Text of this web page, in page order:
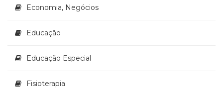
(1)
(32)
Economia, Negócios
Educação
Educação Especial
Fisioterapia